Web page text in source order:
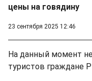
цены на говядину
23 сентября 2025 12:46
На данный момент
туристов граждане